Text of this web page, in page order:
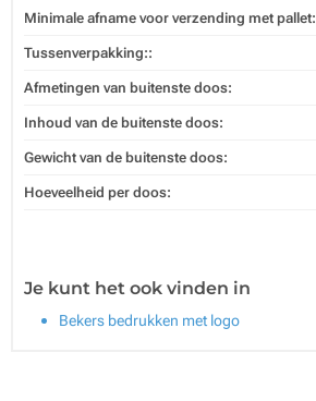
Minimale afname voor verzending met pallet:
Tussenverpakking::
Afmetingen van buitenste doos:
Inhoud van de buitenste doos:
Gewicht van de buitenste doos:
Hoeveelheid per doos:
Je kunt het ook vinden in
Bekers bedrukken met logo